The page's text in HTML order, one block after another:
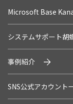
Microsoft Base
システムサポート胡
事例紹介
SNS公式アカウント